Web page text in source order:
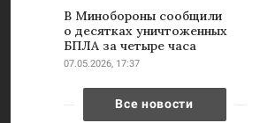
В Минобороны сообщили
о десятках уничтоженных
БПЛА за четыре часа
07.05.2026, 17:37
Все новости